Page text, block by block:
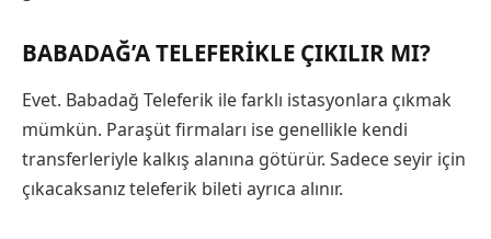
BABADAĞ’A TELEFERIKLE ÇIKILIR MI?
Evet. Babadağ Teleferik ile farklı istasyonlara çıkmak
mümkün. Paraşüt firmaları ise genellikle kendi
transferleriyle kalkış alanına götürür. Sadece seyir için
çıkacaksanız teleferik bileti ayrıca alınır.